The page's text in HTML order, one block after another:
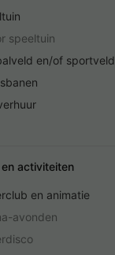
speeltuin
en/of sportveld
activiteiten
en animatie
avonden